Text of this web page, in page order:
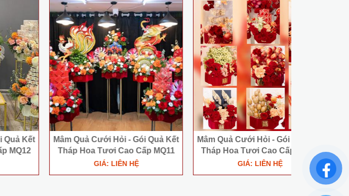
Mâm Quả Cưới Hỏi - Gói Quả Kết
Tháp Hoa Tươi Cao Cấp MQ11
GIÁ: LIÊN HỆ
Mâm Quả Cưới Hỏi - Gói Quả Kết
Tháp Hoa Tươi Cao Cấp MQ09
GIÁ: LIÊN HỆ
Tháp